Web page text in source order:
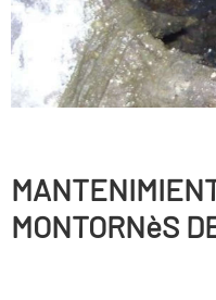
MONTORNèS